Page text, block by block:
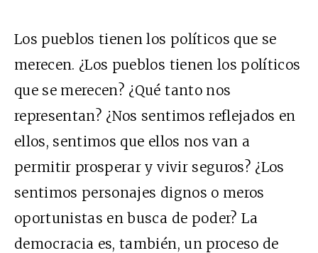
Los pueblos tienen los políticos que se
merecen. ¿Los pueblos tienen los políticos
que se merecen? ¿Qué tanto nos
representan? ¿Nos sentimos reflejados en
ellos, sentimos que ellos nos van a
permitir prosperar y vivir seguros? ¿Los
sentimos personajes dignos o meros
oportunistas en busca de poder? La
democracia es, también, un proceso de